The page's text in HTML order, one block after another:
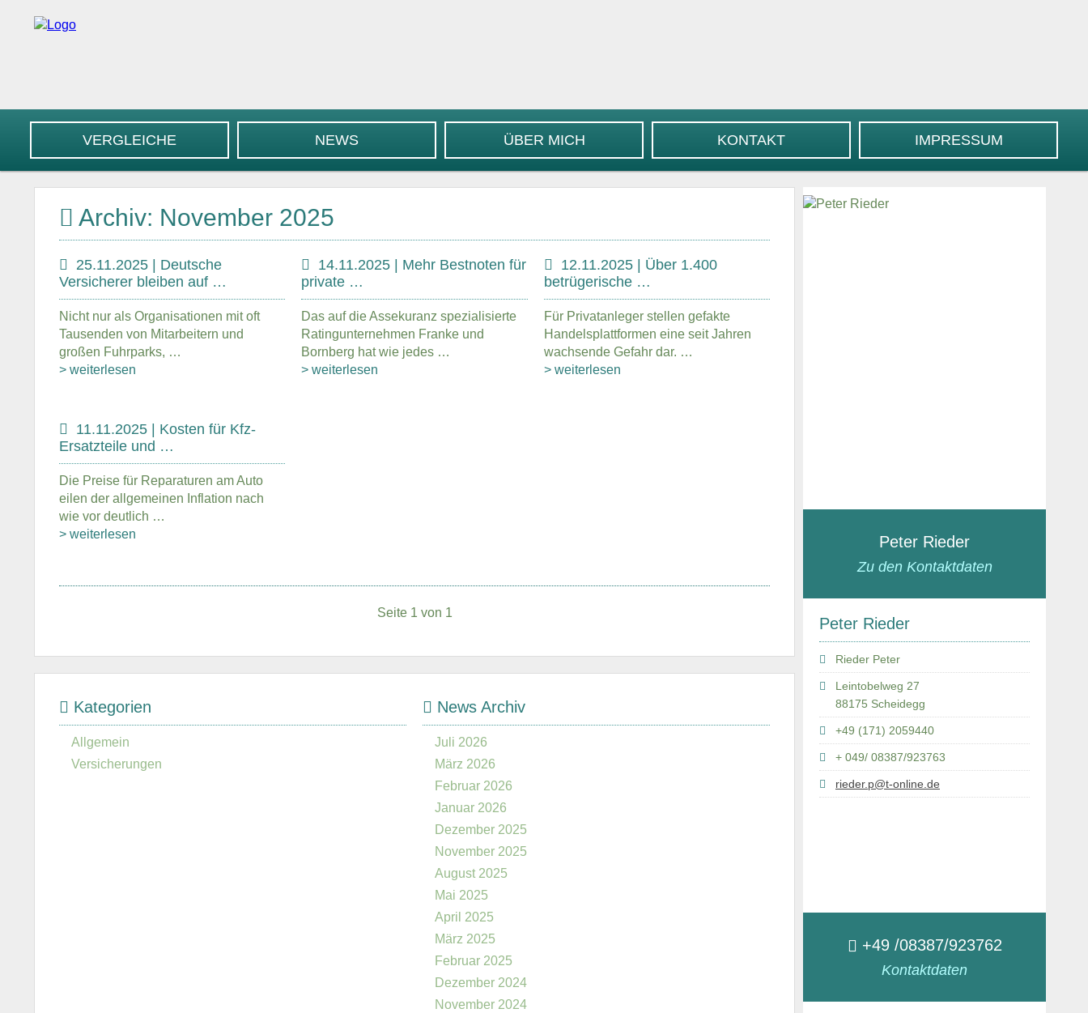
VERGLEICHE NEWS ÜBER MICH KONTAKT IMPRESSUM
Peter Rieder
Zu den Kontaktdaten
Peter Rieder
Rieder Peter
Leintobelweg 27
88175 Scheidegg
+49 (171) 2059440
+ 049/ 08387/923763
rieder.p@t-online.de
+49 /08387/923762
Kontaktdaten
Archiv: November 2025
25.11.2025 | Deutsche
Versicherer bleiben auf …
Nicht nur als Organisationen mit oft
Tausenden von Mitarbeitern und
großen Fuhrparks, …
> weiterlesen
14.11.2025 | Mehr Bestnoten für
private …
Das auf die Assekuranz spezialisierte
Ratingunternehmen Franke und
Bornberg hat wie jedes …
> weiterlesen
12.11.2025 | Über 1.400
betrügerische …
Für Privatanleger stellen gefakte
Handelsplattformen eine seit Jahren
wachsende Gefahr dar. …
> weiterlesen
11.11.2025 | Kosten für Kfz-
Ersatzteile und …
Die Preise für Reparaturen am Auto
eilen der allgemeinen Inflation nach
wie vor deutlich …
> weiterlesen
Seite 1 von 1
Kategorien
Allgemein
Versicherungen
News Archiv
Juli 2026
März 2026
Februar 2026
Januar 2026
Dezember 2025
November 2025
August 2025
Mai 2025
April 2025
März 2025
Februar 2025
Dezember 2024
November 2024